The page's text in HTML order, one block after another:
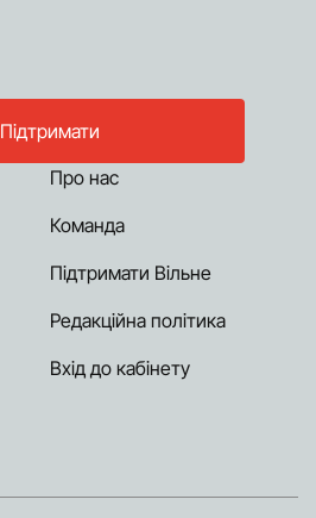
Підтримати
Про нас
Команда
Підтримати Вільне
Редакційна політика
Вхід до кабінету